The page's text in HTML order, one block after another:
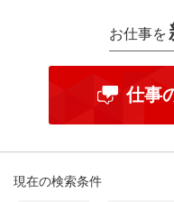
お仕事を
仕事
現在の検索条件